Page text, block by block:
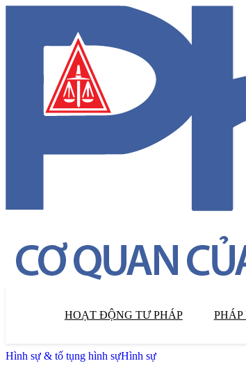
HOẠT ĐỘNG TƯ PHÁP
Hình sự & tố tụng hình sựHình sự